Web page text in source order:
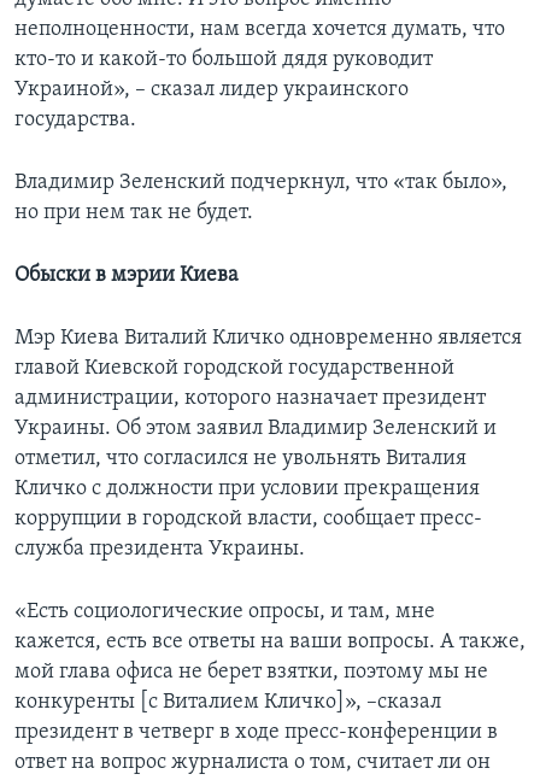
неполноценности, нам всегда хочется думать, что
кто-то и какой-то большой дядя руководит
Украиной», – сказал лидер украинского
государства.
Владимир Зеленский подчеркнул, что «так было»,
но при нем так не будет.
Обыски в мэрии Киева
Мэр Киева Виталий Кличко одновременно является
главой Киевской городской государственной
администрации, которого назначает президент
Украины. Об этом заявил Владимир Зеленский и
отметил, что согласился не увольнять Виталия
Кличко с должности при условии прекращения
коррупции в городской власти, сообщает пресс-
служба президента Украины.
«Есть социологические опросы, и там, мне
кажется, есть все ответы на ваши вопросы. А также,
мой глава офиса не берет взятки, поэтому мы не
конкуренты [с Виталием Кличко]», –сказал
президент в четверг в ходе пресс-конференции в
ответ на вопрос журналиста о том, считает ли он